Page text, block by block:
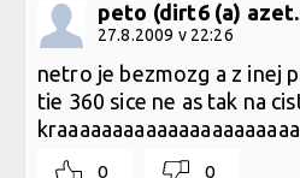
peto (dirt6 (a)
27.8.2009 v 22:26
netro je bezmozg a z inej
tie 360 sice ne as tak na
0 0